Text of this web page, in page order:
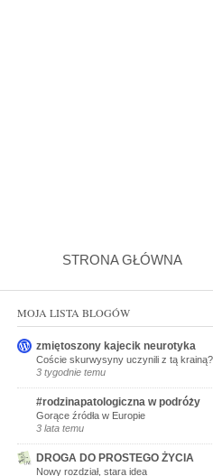
STRONA GŁÓWNA
MOJA LISTA BLOGÓW
zmiętoszony kajecik neurotyka
Coście skurwysyny uczynili z tą krainą?
3 tygodnie temu
#rodzinapatologiczna w podróży
Gorące źródła w Europie
3 lata temu
DROGA DO PROSTEGO ŻYCIA
Nowy rozdział, stara idea